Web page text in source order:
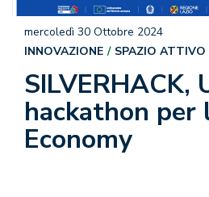
SILVERHACK,
hackathon per
Economy
mercoledì 30 Ottobre 2024
INNOVAZIONE
SPAZIO ATTIVO